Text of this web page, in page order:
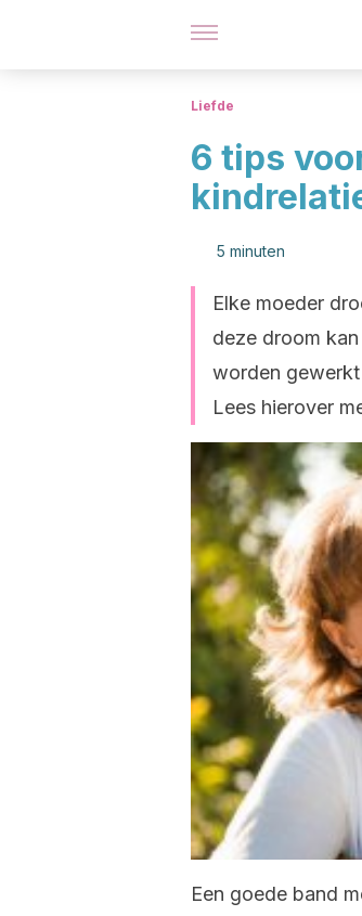
Liefde
6 tips
5 minuten
Elke moeder
deze droom
worden
Lees hierover
Een goede band